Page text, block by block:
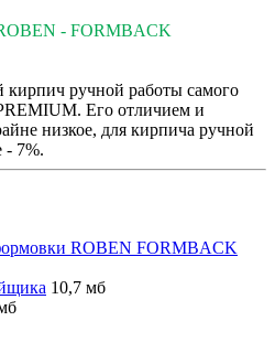
- FORMBACK
ручной работы самого
Его отличием и
низкое, для кирпича ручной
- 7%.
ROBEN FORMBACK
10,7 мб